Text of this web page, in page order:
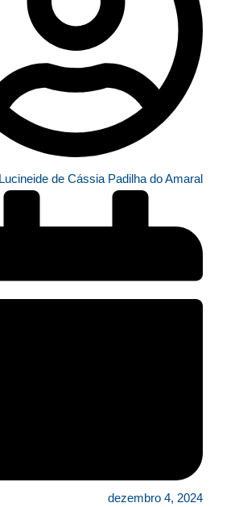
Lucineide de Cássia Padilha do Amaral
dezembro 4, 2024